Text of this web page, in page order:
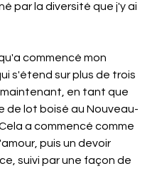
par la diversité que j'y ai
commencé mon
s'étend sur plus de trois
en tant que
de lot boisé au Nouveau-
a commencé comme
puis un devoir
suivi par une façon de